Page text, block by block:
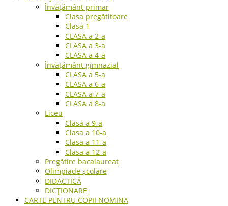
Învățământ primar
Clasa pregătitoare
Clasa 1
CLASA a 2-a
CLASA a 3-a
CLASA a 4-a
Învățământ gimnazial
CLASA a 5-a
CLASA a 6-a
CLASA a 7-a
CLASA a 8-a
Liceu
Clasa a 9-a
Clasa a 10-a
Clasa a 11-a
Clasa a 12-a
Pregătire bacalaureat
Olimpiade școlare
DIDACTICĂ
DICȚIONARE
CARTE PENTRU COPII NOMINA